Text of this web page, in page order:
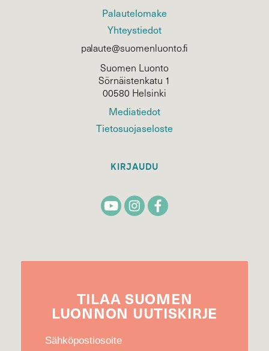
Palautelomake
Yhteystiedot
palaute@suomenluonto.fi
Suomen Luonto
Sörnäistenkatu 1
00580 Helsinki
Mediatiedot
Tietosuojaseloste
KIRJAUDU
TILAA SUOMEN
LUONNON UUTIS­KIRJE
Sähköpostiosoite